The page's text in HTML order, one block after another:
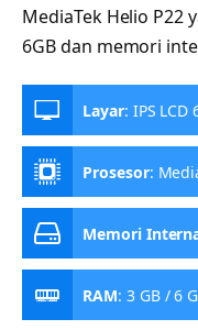
MediaTek Helio P22
6GB dan memori
Layar: IPS LCD
Prosesor:
Memori
RAM: 3 GB / 6